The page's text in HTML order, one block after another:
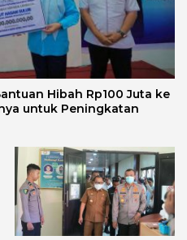
Hibah Rp100 Juta ke
untuk Peningkatan